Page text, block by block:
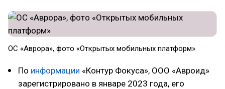
ОС «Аврора», фото «Открытых мобильных платформ»
По информации «Контур Фокуса», ООО «Авроид»
зарегистрировано в январе 2023 года, его